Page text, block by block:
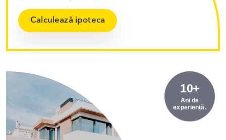
Calculează ipoteca
10+
Ani de
experiență.